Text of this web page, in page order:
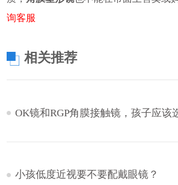
询客服
相关推荐
OK镜和RGP角膜接触镜，孩子应该
小孩低度近视要不要配戴眼镜？